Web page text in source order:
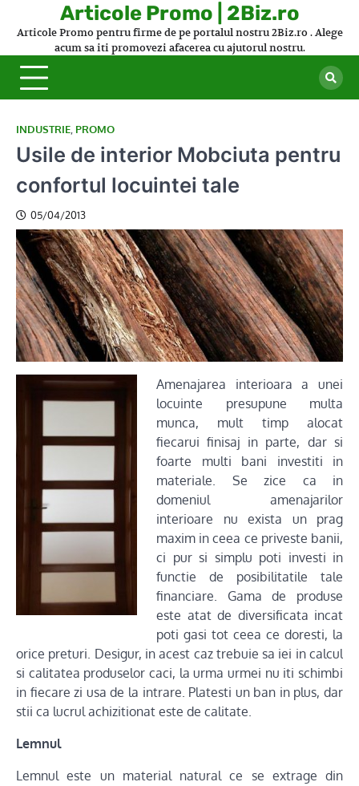
Articole Promo | 2Biz.ro
Articole Promo pentru firme de pe portalul nostru 2Biz.ro . Alege
acum sa iti promovezi afacerea cu ajutorul nostru.
INDUSTRIE PROMO
Usile de interior Mobciuta pentru
confortul locuintei tale
05/04/2013
Amenajarea interioara a unei
locuinte presupune multa
munca, mult timp alocat
fiecarui finisaj in parte, dar si
foarte multi bani investiti in
materiale. Se zice ca in
domeniul amenajarilor
interioare nu exista un prag
maxim in ceea ce priveste banii,
ci pur si simplu poti investi in
functie de posibilitatile tale
financiare. Gama de produse
este atat de diversificata incat
poti gasi tot ceea ce doresti, la
orice preturi. Desigur, in acest caz trebuie sa iei in calcul
si calitatea produselor caci, la urma urmei nu iti schimbi
in fiecare zi usa de la intrare. Platesti un ban in plus, dar
stii ca lucrul achizitionat este de calitate.
Lemnul
Lemnul este un material natural ce se extrage din